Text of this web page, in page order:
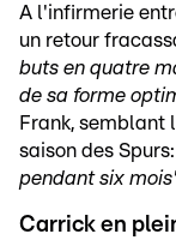
A l'infirmerie
un retour
buts en quatre
de sa forme
Frank, semblant
saison des
pendant six
Carrick en